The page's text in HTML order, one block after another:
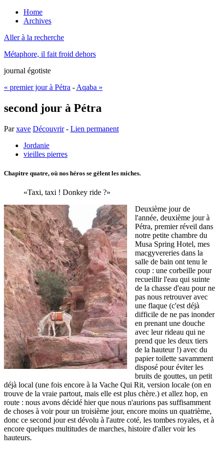
Home
Archives
Aller à la recherche
Métaphore, il fait froid dehors
journal égotiste
« premier jour à Pétra - Aqaba »
second jour à Pétra
Parxave Découvrir- Lien permanent
Jordanie
vieilles pierres
Chapitre quatre, où nos héros se gèlent les miches.
Taxi, taxi ! Donkey ride ?
Deuxième jour de
l'année, deuxième jour à
Pétra, premier réveil dans
notre petite chambre du
Musa Spring Hotel, mes
macgyvereries dans la
salle de bain ont tenu le
coup : une corbeille pour
recueillir l'eau qui suinte
de la chasse d'eau pour ne
pas nous retrouver avec
une flaque (c'est déjà
difficile de ne pas inonder
en prenant une douche
avec leur rideau qui ne
prend que les deux tiers
de la hauteur !) avec du
papier toilette savamment
disposé pour éviter les
bruits de gouttes, un petit
déjà local (une fois encore à la Vache Qui Rit, version locale (on en
trouve de la vraie partout, mais elle est plus chère.) et allez hop, en
route : nous avons décidé hier que nous n'aurions pas suffisamment
de choses à voir pour un troisième jour, encore moins un quatrième,
donc ce second jour est dévolu à l'autre coté, les tombes royales, et à
encore quelques multitudes de marches, histoire d'aller voir les
hauteurs.